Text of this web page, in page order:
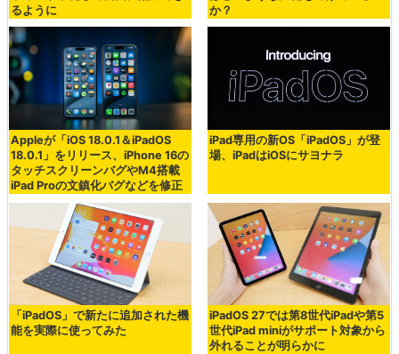
るように
か？
Appleが「iOS 18.0.1＆iPadOS
18.0.1」をリリース、iPhone 16の
タッチスクリーンバグやM4搭載
iPad Proの文鎮化バグなどを修正
iPad専用の新OS「iPadOS」が登
場、iPadはiOSにサヨナラ
「iPadOS」で新たに追加された機
能を実際に使ってみた
iPadOS 27では第8世代iPadや第5
世代iPad miniがサポート対象から
外れることが明らかに